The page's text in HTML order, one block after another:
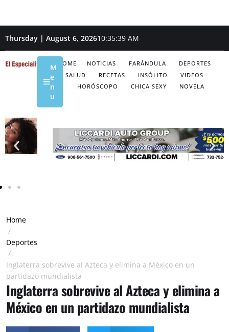
Thursday | August 6, 202610:35:40 AM
HOME NOTICIAS FARÁNDULA
DEPORTES
SALUD
RECETAS INSÓLITO
VIDEOS
HORÓSCOPO
CHICA SEXY NOVELA
M
e
n
u
Home
/
Deportes
/
Inglaterra sobrevive al Azteca y elimina a México en un
partidazo mundialista
Inglaterra sobrevive al Azteca y elimina a
México en un partidazo mundialista